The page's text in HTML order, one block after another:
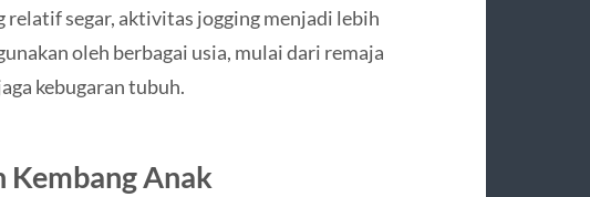
relatif segar, aktivitas jogging menjadi lebih
oleh berbagai usia, mulai dari remaja
kebugaran tubuh.
Kembang Anak